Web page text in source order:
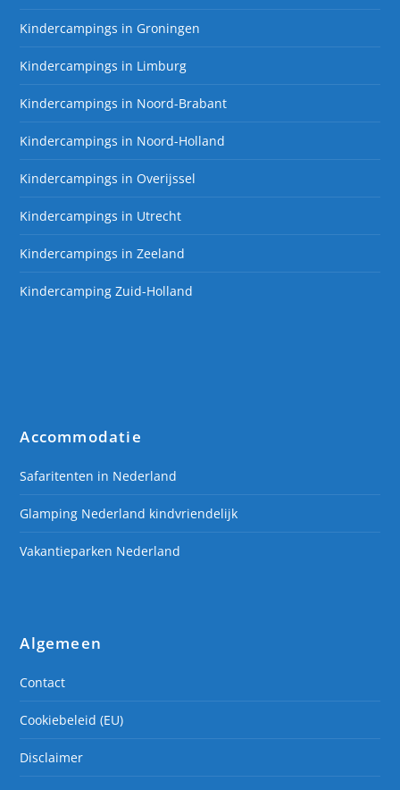
Kindercampings in Groningen
Kindercampings in Limburg
Kindercampings in Noord-Brabant
Kindercampings in Noord-Holland
Kindercampings in Overijssel
Kindercampings in Utrecht
Kindercampings in Zeeland
Kindercamping Zuid-Holland
Accommodatie
Safaritenten in Nederland
Glamping Nederland kindvriendelijk
Vakantieparken Nederland
Algemeen
Contact
Cookiebeleid (EU)
Disclaimer